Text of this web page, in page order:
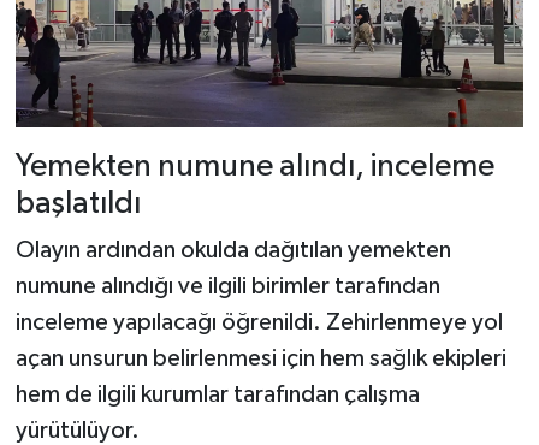
Yemekten numune alındı, inceleme
başlatıldı
Olayın ardından okulda dağıtılan yemekten
numune alındığı ve ilgili birimler tarafından
inceleme yapılacağı öğrenildi. Zehirlenmeye yol
açan unsurun belirlenmesi için hem sağlık ekipleri
hem de ilgili kurumlar tarafından çalışma
yürütülüyor.